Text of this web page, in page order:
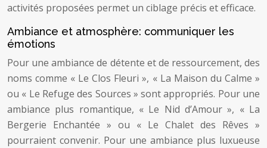
activités proposées permet un ciblage précis et efficace.
Ambiance et atmosphère: communiquer les
émotions
Pour une ambiance de détente et de ressourcement, des
noms comme « Le Clos Fleuri », « La Maison du Calme »
ou « Le Refuge des Sources » sont appropriés. Pour une
ambiance plus romantique, « Le Nid d’Amour », « La
Bergerie Enchantée » ou « Le Chalet des Rêves »
pourraient convenir. Pour une ambiance plus luxueuse